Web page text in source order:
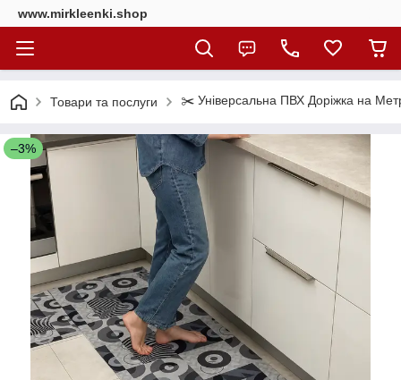
www.mirkleenki.shop
Товари та послуги ✂️ Універсальна ПВХ Доріжка на
–3%